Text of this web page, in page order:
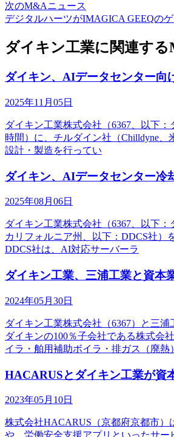
次のM&Aニュース
デジタルハーツがIMAGICA GEEQの
ダイキン工業に関連す
ダイキン、AIデータセンター向
2025年11月05日
ダイキン工業株式会社（6367、以下
時間）に、チルダイン社（Chilldyne
設計・製造を行ってい
ダイキン、AIデータセンター冷
2025年08月06日
ダイキン工業株式会社（6367、以下
カリフォルニア州、以下：DDCS社）
DDCS社は、AI対応サーバーラ
ダイキン工業、三浦工業と資本
2024年05月30日
ダイキン工業株式会社（6367）と三
ダイキンの100％子会社である株式会
イラ・舶用補助ボイラ・排ガス（廃熱
HACARUSとダイキン工業が資
2023年05月10日
株式会社HACARUS（京都府京都市）